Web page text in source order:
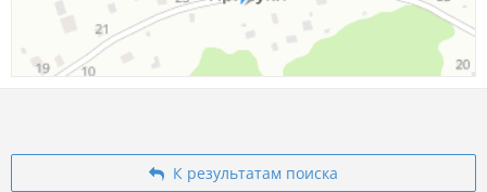
К результатам поиска